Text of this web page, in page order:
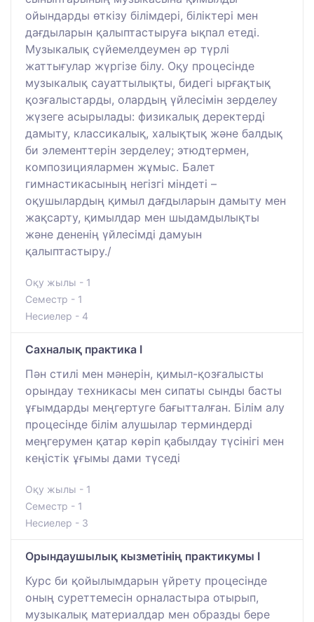
ойындарды өткізу білімдері, біліктері мен
дағдыларын қалыптастыруға ықпал етеді.
Музыкалық сүйемелдеумен әр түрлі
жаттығулар жүргізе білу. Оқу процесінде
музыкалық сауаттылықты, бидегі ырғақтық
қозғалыстарды, олардың үйлесімін зерделеу
жүзеге асырылады: физикалық деректерді
дамыту, классикалық, халықтық және балдық
би элементтерін зерделеу; этюдтермен,
композициялармен жұмыс. Балет
гимнастикасының негізгі міндеті –
оқушылардың қимыл дағдыларын дамыту мен
жақсарту, қимылдар мен шыдамдылықты
және дененің үйлесімді дамуын
қалыптастыру./
Оқу жылы - 1
Семестр - 1
Несиелер - 4
Сахналық практика I
Пән стилі мен мәнерін, қимыл-қозғалысты
орындау техникасы мен сипаты сынды басты
ұғымдарды меңгертуге бағытталған. Білім алу
процесінде білім алушылар терминдерді
меңгерумен қатар көріп қабылдау түсінігі мен
кеңістік ұғымы дами түседі
Оқу жылы - 1
Семестр - 1
Несиелер - 3
Орындаушылық кызметiнiң практикумы I
Курс би қойылымдарын үйрету процесінде
оның суреттемесін орналастыра отырып,
музыкалық материалдар мен образды бере